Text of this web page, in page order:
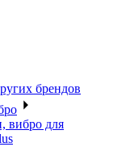
брендов
вибро для